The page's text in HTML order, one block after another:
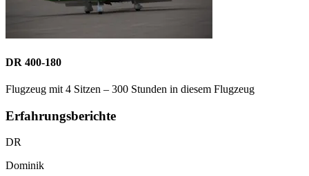
DR 400-180
Flugzeug mit 4 Sitzen – 300 Stunden in diesem Flugzeug
Erfahrungsberichte
DR
Dominik